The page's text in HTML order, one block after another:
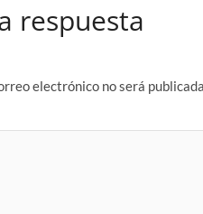
respuesta
electrónico no será